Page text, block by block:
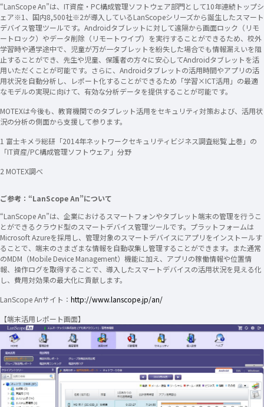
“LanScope An”は、IT資産・PC構成管理ソフトウェア部門として10年連続トップシ
ェア※1、国内8,500社※2が導入しているLanScopeシリーズから誕生したスマート
デバイス管理ツールです。Androidタブレットに対して遠隔から画面ロック（リモ
ートロック）やデータ削除（リモートワイプ）を実行することができるため、校外
学習時や通学途中で、児童が万が一タブレットを紛失した場合でも情報漏えいを阻
止することができ、先生や児童、保護者の方々に安心してAndroidタブレットを活
用いただくことが可能です。さらに、Androidタブレットの活用時間やアプリの活
用状況を自動分析し、レポート化することができるため「学習×ICT活用」の最適
なモデルの実現に向けて、有効な分析データを提供することが可能です。
MOTEXは今後も、教育機関でのタブレット活用をセキュリティ対策および、活用状
況の分析の側面から支援して参ります。
1 富士キメラ総研「2014年ネットワークセキュリティビジネス調査総覧 上巻」の
「IT資産/PC構成管理ソフトウェア」分野
2 MOTEX調べ
ご参考：“LanScope An”について
“LanScope An”は、企業におけるスマートフォンやタブレット端末の管理を行うこ
とができるクラウド型のスマートデバイス管理ツールです。プラットフォームは
Microsoft Azureを採用し、管理対象のスマートデバイスにアプリをインストールす
ることで、端末のさまざまな情報を自動収集し管理することができます。また通常
のMDM（Mobile Device Management）機能に加え、アプリの稼働情報や位置情
報、操作ログを取得することで、導入したスマートデバイスの活用状況を見える化
し、費用対効果の最大化に貢献します。
LanScope Anサイト： http://www.lanscope.jp/an/
【端末活用レポート画面】